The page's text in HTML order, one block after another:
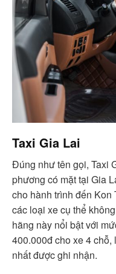
Taxi Gia Lai
Đúng như tên gọi, Taxi
phương có mặt tại Gia
cho hành trình đến Kon
các loại xe cụ thể
hãng này nổi bật với
400.000đ cho xe 4
nhất được ghi nhận.